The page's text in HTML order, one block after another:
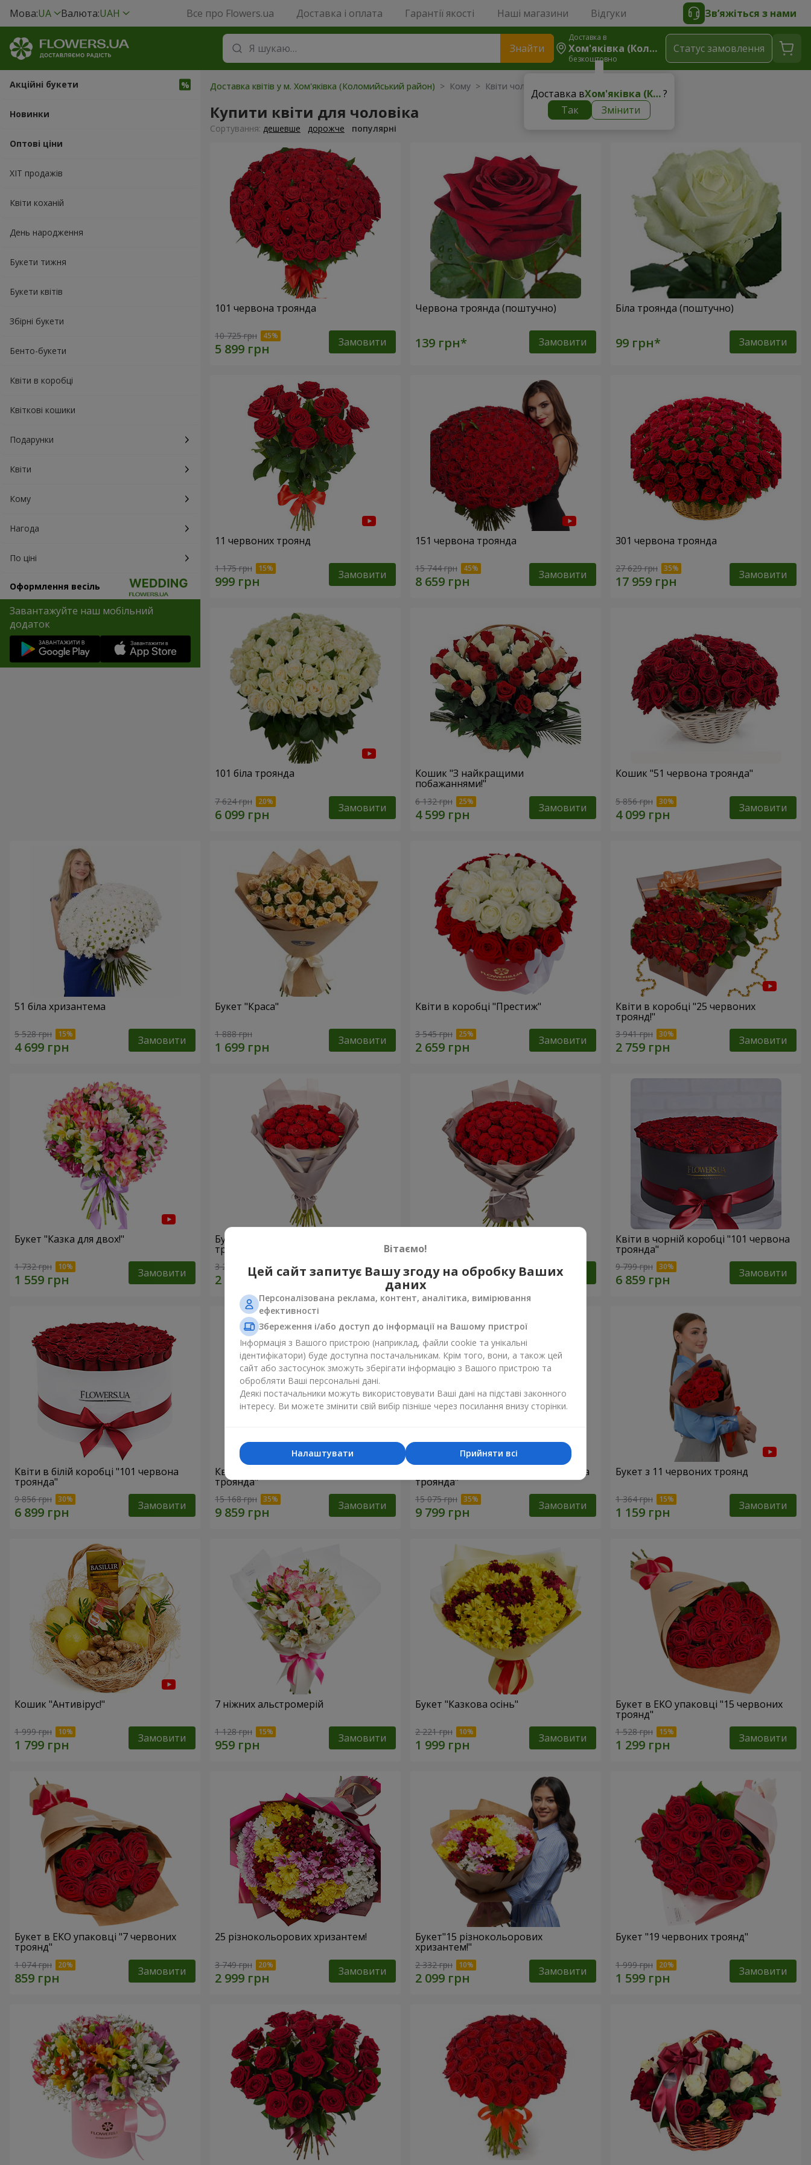
Мова:UA Валюта:UAH Все про Flowers.ua Доставка і оплата Гарантії якості Наші магазини Відгуки Зв’яжіться з нами
Знайти
Доставка в
Хом'яківка (Коломийський Район)
безкоштовно
Доставка в Хом'яківка (Коломийський район)?
Так
Змінити
Статус замовлення
Акційні букети
Новинки
Оптові ціни
ХІТ продажів
Квіти коханій
День народження
Букети тижня
Букети квітів
Збірні букети
Бенто-букети
Квіти в коробці
Квіткові кошики
Подарунки
Квіти
Кому
Нагода
По ціні
Оформлення весіль
Завантажуйте наш мобільний
додаток
Доставка квітів у м. Хом'яківка (Коломийський район) > Кому > Квіти чоловікові
Купити квіти для чоловіка
Сортування: дешевше дорожче популярні
101 червона троянда
10 725 грн Замовити
Червона троянда (поштучно)
Замовити
Біла троянда (поштучно)
Замовити
11 червоних троянд
1 175 грн Замовити
151 червона троянда
15 744 грн Замовити
301 червона троянда
27 629 грн Замовити
101 біла троянда
7 624 грн Замовити
Кошик "З найкращими
побажаннями!"
6 132 грн Замовити
Кошик "51 червона троянда"
5 856 грн Замовити
51 біла хризантема
5 528 грн Замовити
Букет "Краса"
1 888 грн Замовити
Квіти в коробці "Престиж"
3 545 грн Замовити
Квіти в коробці "25 червоних
троянд!"
3 941 грн Замовити
Букет "Казка для двох!"
1 732 грн Замовити
Букет з упаковкою "25 червоних
троянд"
3 229 грн Замовити
троянда"
5 168 грн Замовити
Квіти в чорній коробці "101 червона
троянда"
9 799 грн Замовити
Квіти в білій коробці "101 червона
троянда"
9 856 грн Замовити
Квіти в білій коробці "151 червона
троянда"
15 168 грн Замовити
Квіти в чорній коробці "151 червона
троянда"
15 075 грн Замовити
Букет з 11 червоних троянд
1 364 грн Замовити
Кошик "Антивірус!"
1 999 грн Замовити
7 ніжних альстромерій
1 128 грн Замовити
Букет "Казкова осінь"
2 221 грн Замовити
Букет в ЕКО упаковці "15 червоних
троянд"
1 528 грн Замовити
Букет в ЕКО упаковці "7 червоних
троянд"
1 074 грн Замовити
25 різнокольорових хризантем!
3 749 грн Замовити
Букет"15 різнокольорових
хризантем!"
2 332 грн Замовити
Букет "19 червоних троянд"
1 999 грн Замовити
Вітаємо!
Цей сайт запитує Вашу згоду на обробку Ваших
даних
Персоналізована реклама, контент, аналітика, вимірювання
ефективності
Збереження і/або доступ до інформації на Вашому пристрої
Інформація з Вашого пристрою (наприклад, файли cookie та унікальні
ідентифікатори) буде доступна постачальникам. Крім того, вони, а також цей
сайт або застосунок зможуть зберігати інформацію з Вашого пристрою та
обробляти Ваші персональні дані.
Деякі постачальники можуть використовувати Ваші дані на підставі законного
інтересу. Ви можете змінити свій вибір пізніше через посилання внизу сторінки.
Прийняти всі
Налаштувати